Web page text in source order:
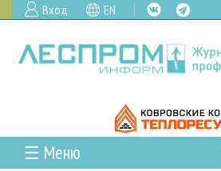
Вход EN
☰ Меню